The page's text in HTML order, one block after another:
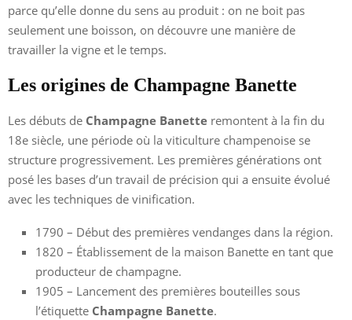
parce qu’elle donne du sens au produit : on ne boit pas
seulement une boisson, on découvre une manière de
travailler la vigne et le temps.
Les origines de Champagne Banette
Les débuts de Champagne Banette remontent à la fin du
18e siècle, une période où la viticulture champenoise se
structure progressivement. Les premières générations ont
posé les bases d’un travail de précision qui a ensuite évolué
avec les techniques de vinification.
1790 – Début des premières vendanges dans la région.
1820 – Établissement de la maison Banette en tant que
producteur de champagne.
1905 – Lancement des premières bouteilles sous
l’étiquette Champagne Banette.